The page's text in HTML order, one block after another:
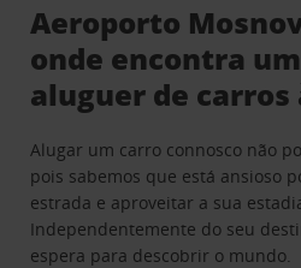
Aeroporto
onde encontra
aluguer de carros
Alugar um carro connosco não
pois sabemos que está ansioso
estrada e aproveitar a sua
Independentemente do seu
espera para descobrir o mundo.